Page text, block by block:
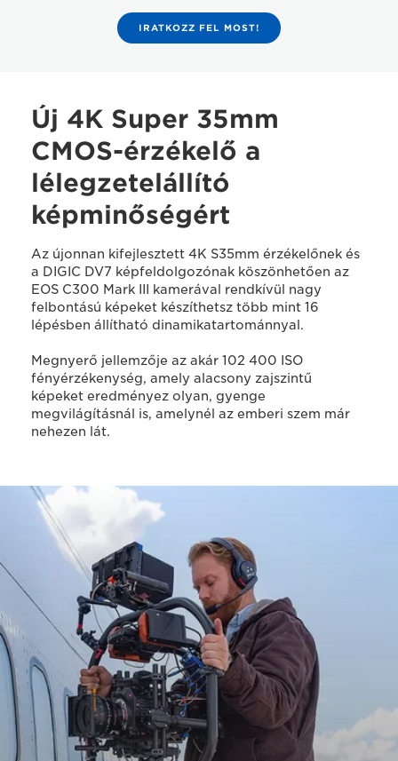
IRATKOZZ FEL MOST!
Új 4K Super 35mm
CMOS-érzékelő a
lélegzetelállító
képminőségért
Az újonnan kifejlesztett 4K S35mm érzékelőnek és
a DIGIC DV7 képfeldolgozónak köszönhetően az
EOS C300 Mark III kamerával rendkívül nagy
felbontású képeket készíthetsz több mint 16
lépésben állítható dinamikatartománnyal.
Megnyerő jellemzője az akár 102 400 ISO
fényérzékenység, amely alacsony zajszintű
képeket eredményez olyan, gyenge
megvilágításnál is, amelynél az emberi szem már
nehezen lát.